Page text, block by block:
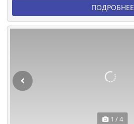
ПОДРОБНЕЕ
1 / 4